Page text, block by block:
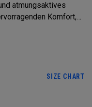
atmungsaktives
Komfort,
SIZE CHART